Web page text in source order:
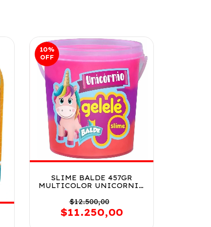
10%
OFF
SLIME BALDE 457GR
MULTICOLOR UNICORNIO
$12.500,00
$11.250,00